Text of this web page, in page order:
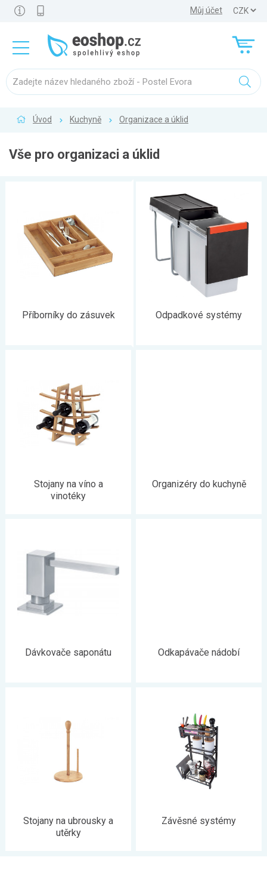
Můj účet
Úvod Kuchyně Organizace a úklid
Vše pro organizaci a úklid
Příborníky do zásuvek Odpadkové systémy
Stojany na víno a
vinotéky
Organizéry do kuchyně
Dávkovače saponátu Odkapávače nádobí
Stojany na ubrousky a
utěrky
Závěsné systémy